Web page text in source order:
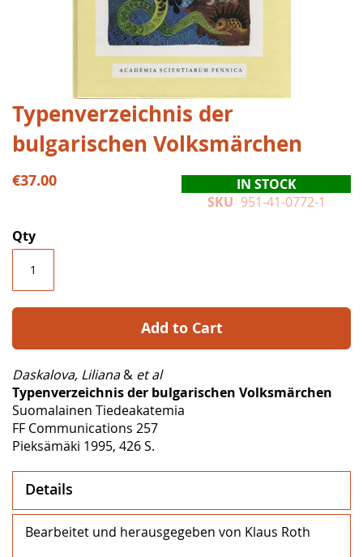
Skip
to
the
beginning
of
gallery
Typenverzeichnis der
bulgarischen Volksmärchen
€37.00
IN STOCK
SKU 951-41-0772-1
Qty
Add to Cart
Daskalova, Liliana& et al
Typenverzeichnis der bulgarischen Volksmärchen
Suomalainen Tiedeakatemia
FF Communications 257
Pieksämäki 1995, 426 S.
Details
Bearbeitet und herausgegeben von Klaus Roth